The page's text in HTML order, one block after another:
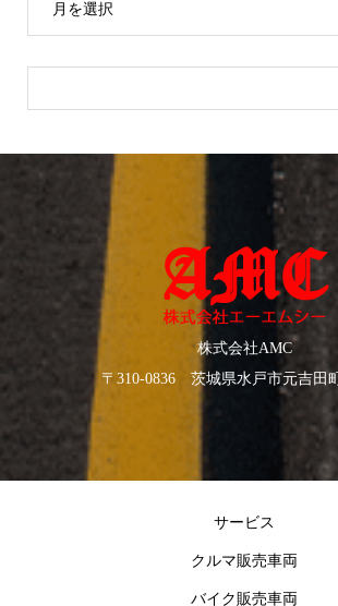
月を選択
株式会社AMC
〒310-0836 茨城県水戸市元吉田
サービス
クルマ販売車両
バイク販売車両